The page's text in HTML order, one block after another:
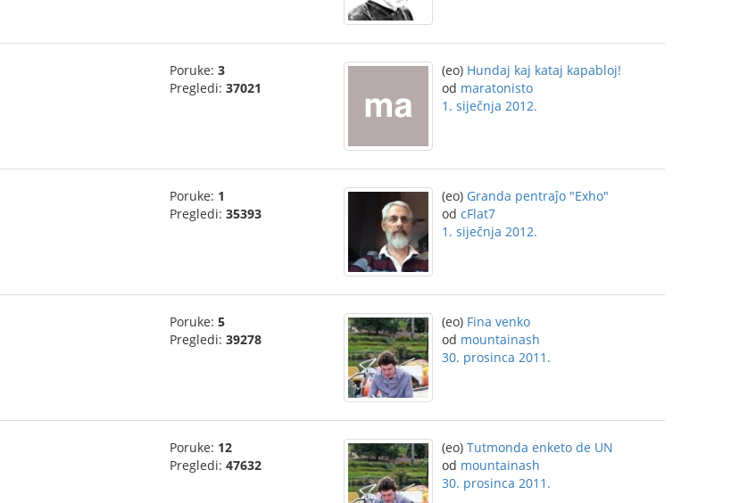
Poruke: 3
Pregledi: 37021
(eo) Hundaj kaj kataj kapabloj!
od maratonisto
1. siječnja 2012.
Poruke: 1
Pregledi: 35393
(eo) Granda pentraĵo "Exho"
od cFlat7
1. siječnja 2012.
Poruke: 5
Pregledi: 39278
(eo) Fina venko
od mountainash
30. prosinca 2011.
Poruke: 12
Pregledi: 47632
(eo) Tutmonda enketo de UN
od mountainash
30. prosinca 2011.